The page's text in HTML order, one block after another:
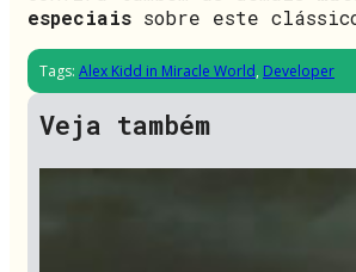
especiais sobre este
Tags: Alex Kidd in Miracle World, Developer
Veja também